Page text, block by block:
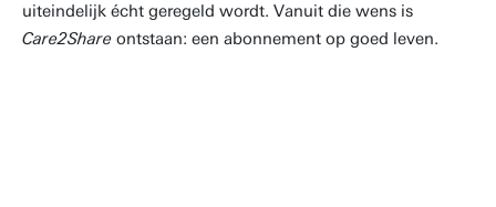
uiteindelijk écht geregeld wordt. Vanuit die wens is
Care2Share ontstaan: een abonnement op goed leven.